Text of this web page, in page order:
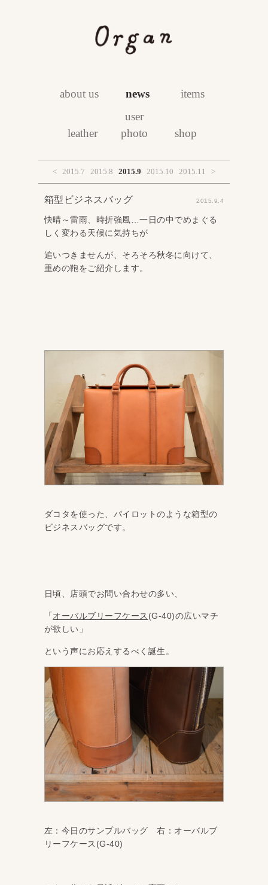
about us news items
leather
user
photo
shop
< 2015.7 2015.8 2015.9 2015.10 2015.11 >
箱型ビジネスバッグ 2015.9.4
快晴～雷雨、時折強風…一日の中でめまぐる
しく変わる天候に気持ちが
追いつきませんが、そろそろ秋冬に向けて、
重めの鞄をご紹介します。
ダコタを使った、パイロットのような箱型の
ビジネスバッグです。
日頃、店頭でお問い合わせの多い、
「 オーバルブリーフケース (G-40)の広いマチ
が欲しい」
という声にお応えするべく誕生。
左：今日のサンプルバッグ 右：オーバルブ
リーフケース(G-40)